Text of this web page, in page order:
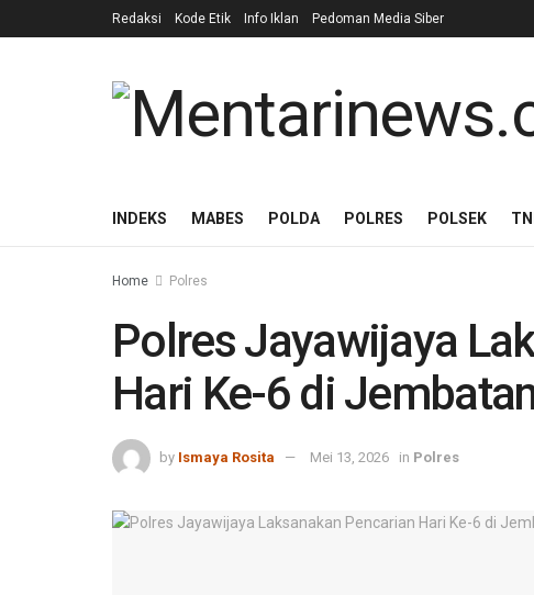
Redaksi Kode Etik Info Iklan Pedoman Media Siber
INDEKS MABES POLDA POLRES POLSEK TNI
Home Polres
Polres Jayawijaya
Hari Ke-6 di
by Ismaya Rosita Mei 13, 2026 in Polres